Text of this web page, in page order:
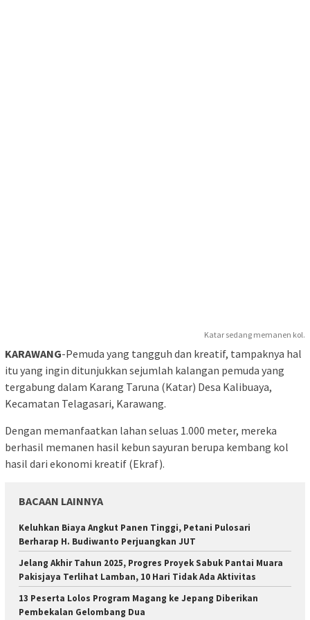
Katar sedang memanen kol.
KARAWANG-Pemuda yang tangguh dan kreatif, tampaknya hal
itu yang ingin ditunjukkan sejumlah kalangan pemuda yang
tergabung dalam Karang Taruna (Katar) Desa Kalibuaya,
Kecamatan Telagasari, Karawang.
Dengan memanfaatkan lahan seluas 1.000 meter, mereka
berhasil memanen hasil kebun sayuran berupa kembang kol
hasil dari ekonomi kreatif (Ekraf).
BACAAN LAINNYA
Keluhkan Biaya Angkut Panen Tinggi, Petani Pulosari
Berharap H. Budiwanto Perjuangkan JUT
Jelang Akhir Tahun 2025, Progres Proyek Sabuk Pantai Muara
Pakisjaya Terlihat Lamban, 10 Hari Tidak Ada Aktivitas
13 Peserta Lolos Program Magang ke Jepang Diberikan
Pembekalan Gelombang Dua